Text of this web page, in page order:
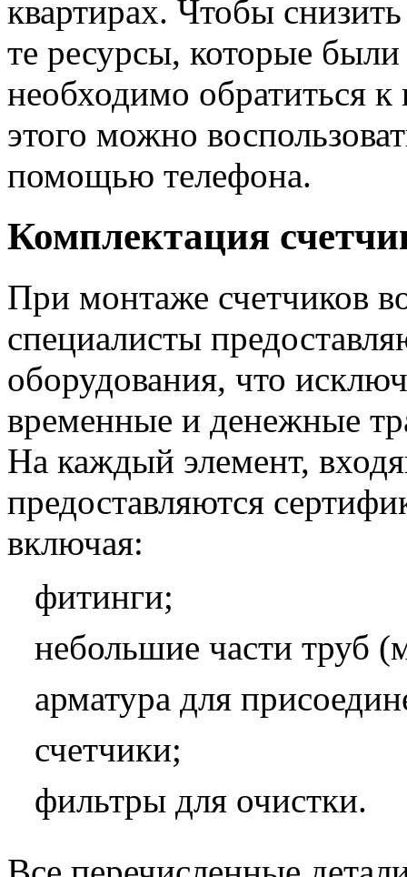
квартирах. Чтобы
те ресурсы, которые
необходимо обратиться
этого можно
помощью телефона.
Комплектация
При монтаже счетчиков
специалисты
оборудования, что
временные и денежные
На каждый элемент,
предоставляются
включая:
фитинги;
небольшие части труб
арматура для
счетчики;
фильтры для очистки.